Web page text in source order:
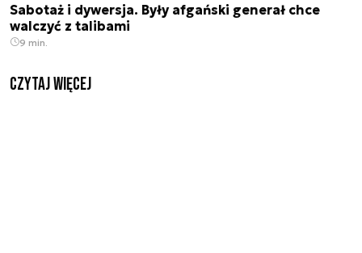
Sabotaż i dywersja. Były afgański generał chce
walczyć z talibami
9 min.
czytaj więcej